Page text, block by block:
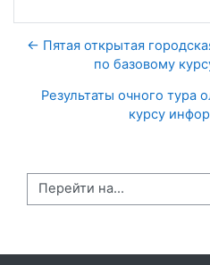
← Пятая открытая
по базовому
Результаты очного тура
курсу
Перейти на...